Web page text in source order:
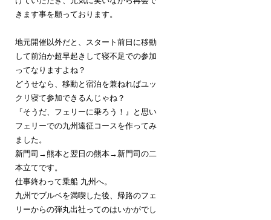
きます事を願っております。
地元開催以外だと、スタート前日に移動
して前泊か超早起きして寝不足での参加
ってなりますよね？
どうせなら、移動と宿泊を兼ねればユッ
クリ寝て参加できるんじゃね？
『そうだ、フェリーに乗ろう！』と思い
フェリーでの九州遠征コースを作ってみ
ました。
新門司→熊本と翌日の熊本→新門司の二
本立てです。
仕事終わって乗船 九州へ。
九州でブルベを満喫した後、帰路のフェ
リーからの弾丸出社ってのはいかがでし